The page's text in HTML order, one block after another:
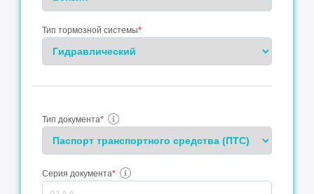
Тип тормозной системы*
Тип документа*
Серия документа*